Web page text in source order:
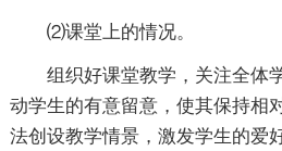
⑵课堂上的情况。
组织好课堂教学，关注全体
动学生的有意留意，使其保持相
法创设教学情景，激发学生的爱